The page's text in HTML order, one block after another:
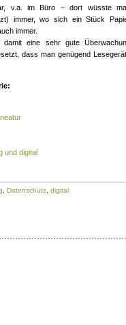
v.a. im Büro – dort wüsste
immer, wo sich ein Stück
immer.
eine sehr gute
dass man genügend
und digital
Datenschutz digital